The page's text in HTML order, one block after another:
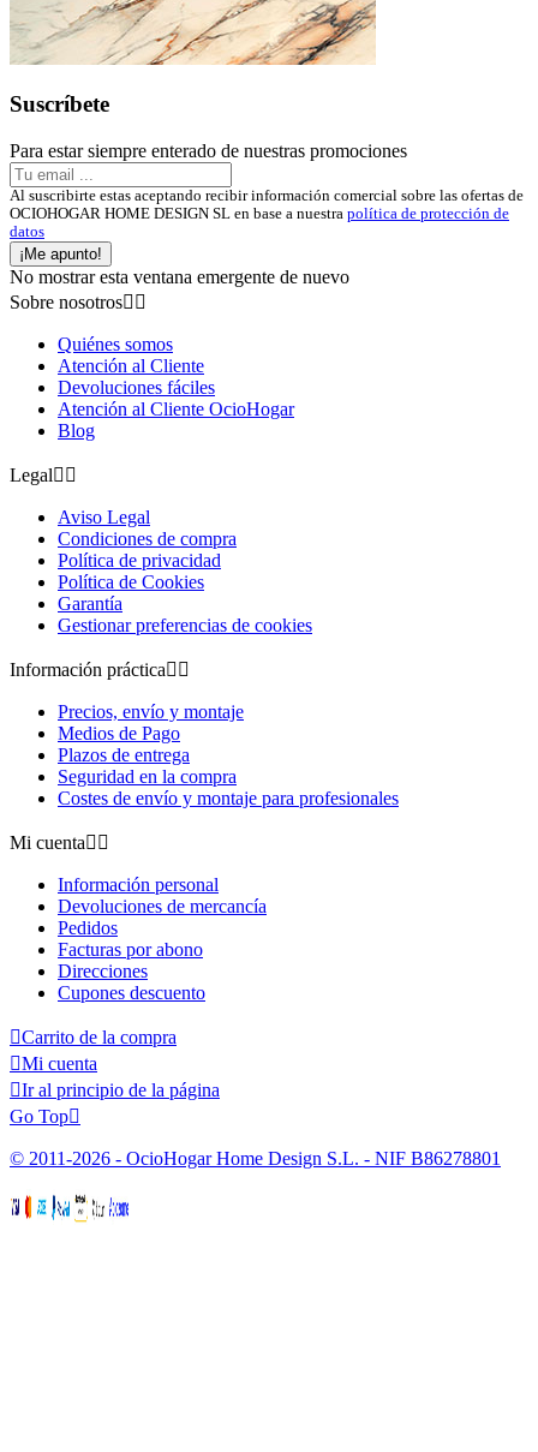
Suscríbete
Para estar siempre enterado de nuestras promociones
Al suscribirte estas aceptando recibir información comercial sobre las ofertas de
OCIOHOGAR HOME DESIGN SL en base a nuestra política de protección de
datos
¡Me apunto!
No mostrar esta ventana emergente de nuevo
Sobre nosotros 
Quiénes somos
Atención al Cliente
Devoluciones fáciles
Atención al Cliente OcioHogar
Blog
Legal 
Aviso Legal
Condiciones de compra
Política de privacidad
Política de Cookies
Garantía
Gestionar preferencias de cookies
Información práctica 
Precios, envío y montaje
Medios de Pago
Plazos de entrega
Seguridad en la compra
Costes de envío y montaje para profesionales
Mi cuenta 
Información personal
Devoluciones de mercancía
Pedidos
Facturas por abono
Direcciones
Cupones descuento
Carrito de la compra
Mi cuenta
Ir al principio de la página
Go Top
© 2011-2026 - OcioHogar Home Design S.L. - NIF B86278801